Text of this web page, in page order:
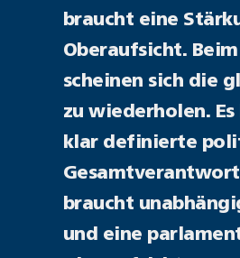
braucht eine
Oberaufsicht.
scheinen sich die
zu wiederholen.
klar definierte
braucht
und eine